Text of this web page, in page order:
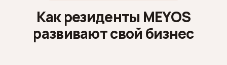
Как резиденты MEYOS
развивают свой бизнес